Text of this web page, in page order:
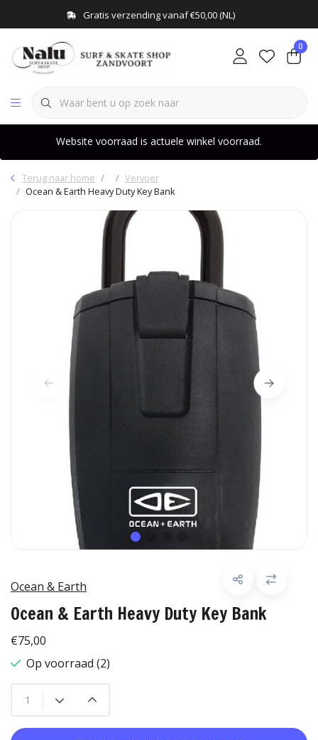
Gratis verzending vanaf €50,00 (NL)
0
Website voorraad is actuele winkel voorraad.
Terug naar home
Vervoer
Ocean & Earth Heavy Duty Key Bank
Ocean & Earth
Ocean & Earth Heavy Duty Key Bank
€75,00
Op voorraad (2)